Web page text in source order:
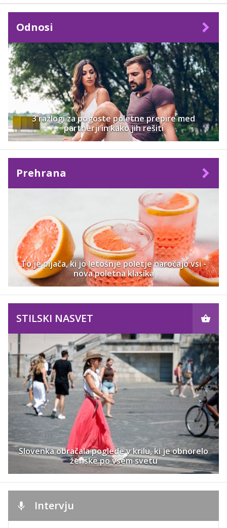
Odnosi
3 razlogi za pogoste poletne prepire med
partnerji in kako jih rešiti
Prehrana
To je pijača, ki jo letošnje poletje naročajo vsi -
nova poletna klasika
STILSKI NASVET
Slovenka obračala poglede v krilu, ki je obnorelo
ženske po vsem svetu
Intervju